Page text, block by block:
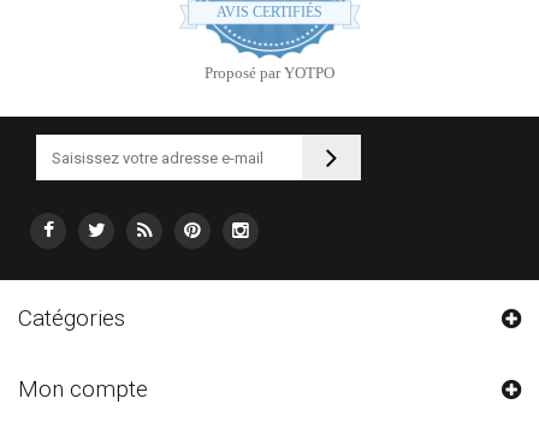
star
rating
AVIS CERTIFIÉS
Proposé par YOTPO
Catégories
Mon compte